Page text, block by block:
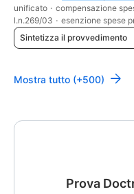
unificato · compensazione
l.n.269/03 · esenzione spese
Sintetizza il provvedimento
Mostra tutto (+500)
Prova